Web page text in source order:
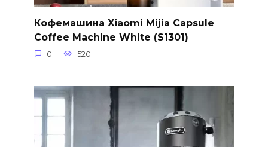
Кофемашина Xiaomi Mijia Capsule
Coffee Machine White (S1301)
0 520